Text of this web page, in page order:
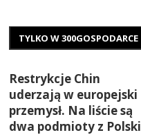
TYLKO W 300GOSPODARCE
Restrykcje Chin
uderzają w europejski
przemysł. Na liście są
dwa podmioty z Polski